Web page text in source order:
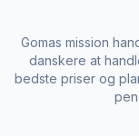
Gomas mission
danskere at
bedste priser og